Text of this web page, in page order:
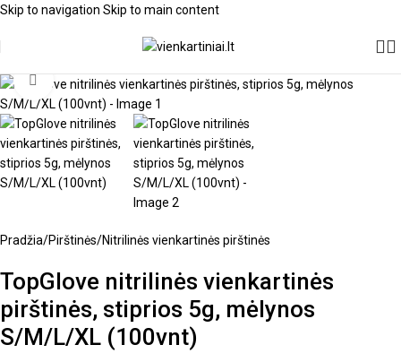
Skip to navigation Skip to main content
Spustelėkite, kad padidintumėte
Pradžia/Pirštinės/Nitrilinės vienkartinės pirštinės
TopGlove nitrilinės vienkartinės
pirštinės, stiprios 5g, mėlynos
S/M/L/XL (100vnt)